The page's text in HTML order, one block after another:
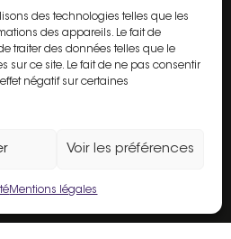
des technologies telles que les
des appareils. Le fait de
traiter des données telles que le
sur ce site. Le fait de ne pas consentir
négatif sur certaines
Voir les préférences
Mentions légales